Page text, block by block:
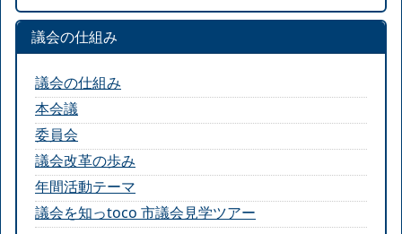
議会の仕組み
議会の仕組み
本会議
委員会
議会改革の歩み
年間活動テーマ
議会を知っtoco 市議会見学ツアー